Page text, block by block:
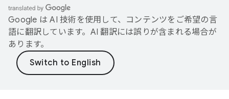
Google は AI 技術を使用して、コンテンツをご希望の言
語に翻訳しています。AI 翻訳には誤りが含まれる場合が
あります。